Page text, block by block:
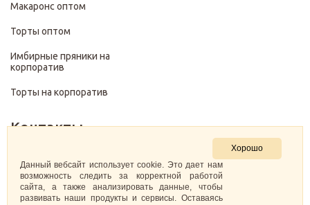
Макаронс оптом
Торты оптом
Имбирные пряники на
корпоратив
Торты на корпоратив
Контакты
+7 (499) 322-28-29
pirojenka.rf@gmail.com
Хорошо
Данный вебсайт использует cookie. Это дает нам
возможность следить за корректной работой
сайта, а также анализировать данные, чтобы
развивать наши продукты и сервисы. Оставаясь